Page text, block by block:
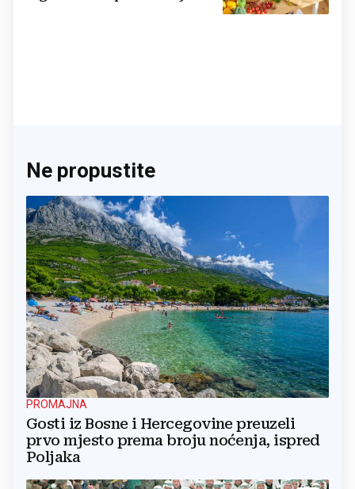
Ne propustite
PROMAJNA
Gosti iz Bosne i Hercegovine preuzeli
prvo mjesto prema broju noćenja, ispred
Poljaka